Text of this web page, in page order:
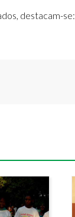
destacam-se: